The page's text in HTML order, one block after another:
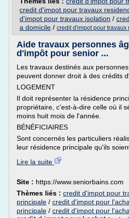
credit d'impot pour travaux
d'impot pour travaux isolation /
a domicile / credit d'impot pour
Aide travaux personnes
d'impôt pour senior ...
Les travaux destinés aux
peuvent donner droit à des crédits
LOGEMENT
Il doit représenter la résidence
propriétaire, c'est-à-dire celle où il
moins huit mois de l'année.
BÉNÉFICIAIRES
Sont concernés les particuliers
leur résidence principale qu'ils
Lire la suite
Site : https://www.seniorbains.com
Thèmes liés : credit d'impot pour
principale / credit d'impot pour
principale / credit d'impot pour